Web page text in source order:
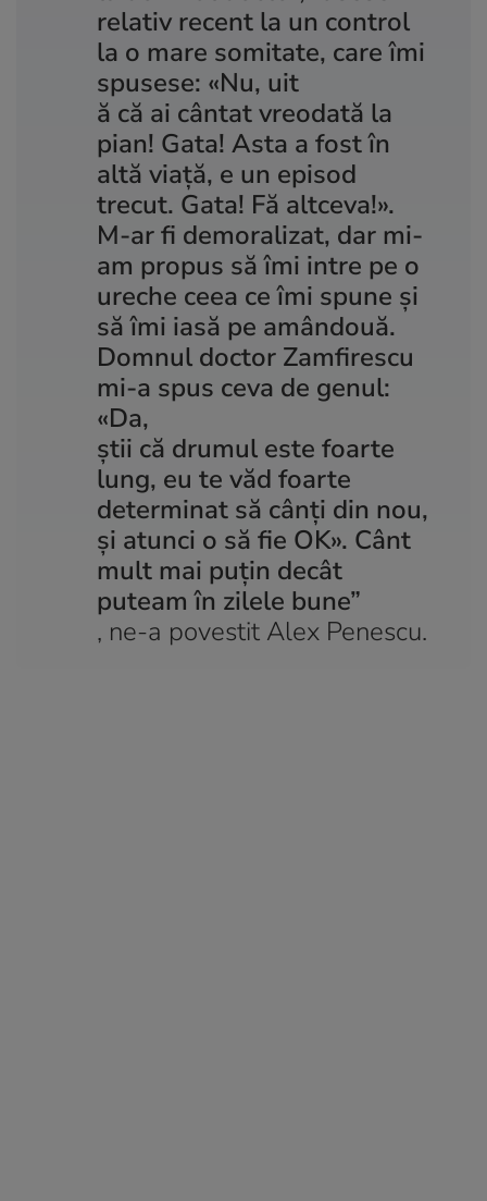
relativ recent la un control
la o mare somitate, care îmi
spusese: «Nu, uit
ă că ai cântat vreodată la
pian! Gata! Asta a fost în
altă viață, e un episod
trecut. Gata! Fă altceva!».
M-ar fi demoralizat, dar mi-
am propus să îmi intre pe o
ureche ceea ce îmi spune și
să îmi iasă pe amândouă.
Domnul doctor Zamfirescu
mi-a spus ceva de genul:
«Da,
știi că drumul este foarte
lung, eu te văd foarte
determinat să cânți din nou,
și atunci o să fie OK». Cânt
mult mai puțin decât
puteam în zilele bune”
, ne-a povestit Alex Penescu.